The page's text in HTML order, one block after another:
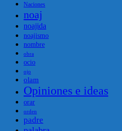
Naciones
noaj
noajida
noajismo
nombre
obra
ocio
ojo
olam
Opiniones e ideas
orar
orden
padre